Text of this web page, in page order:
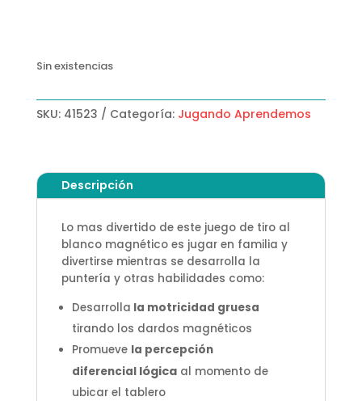
Sin existencias
SKU: 41523 Categoría: Jugando Aprendemos
Descripción
Lo mas divertido de este juego de tiro al
blanco magnético es jugar en familia y
divertirse mientras se desarrolla la
puntería y otras habilidades como:
Desarrolla la motricidad gruesa
tirando los dardos magnéticos
Promueve la percepción
diferencial lógica al momento de
ubicar el tablero